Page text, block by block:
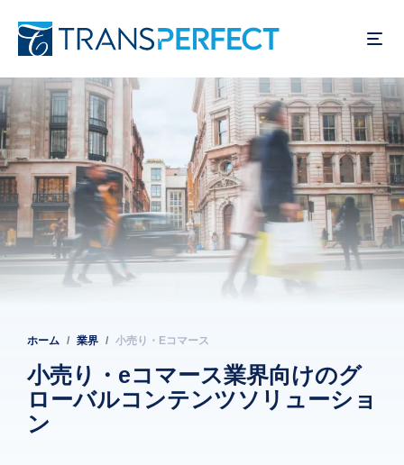
イ
コ
ン
テ
ン
ツ
に
移
動
パ
ン
く
ず
ホーム 業界 小売り・Eコマース
小売り・eコマース業界向けのグ
ローバルコンテンツソリューショ
ン